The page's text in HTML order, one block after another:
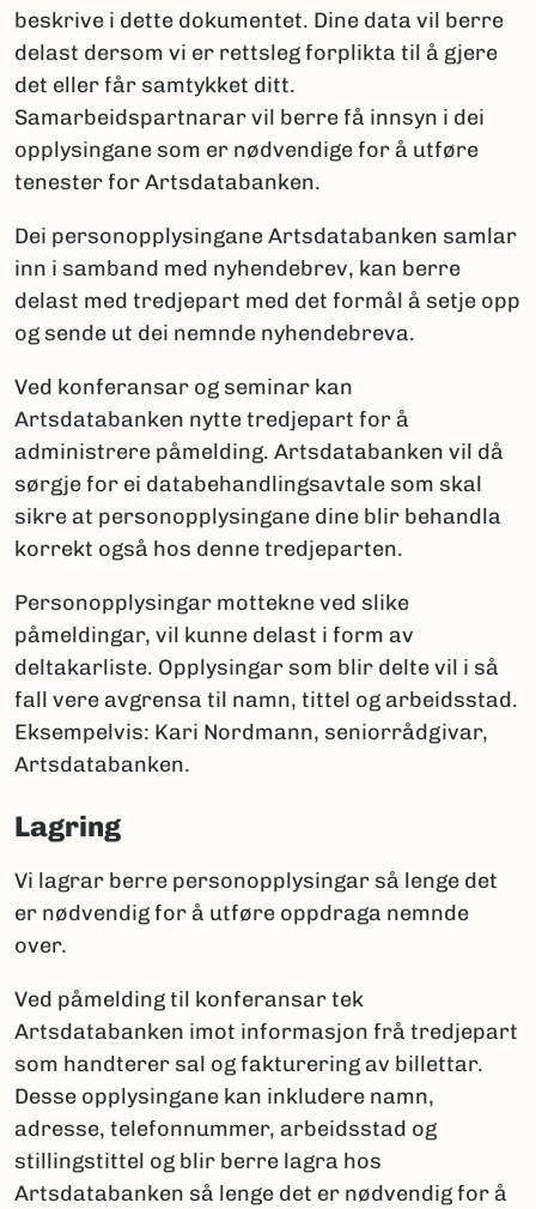
beskrive i dette dokumentet. Dine data vil berre
delast dersom vi er rettsleg forplikta til å gjere
det eller får samtykket ditt.
Samarbeidspartnarar vil berre få innsyn i dei
opplysingane som er nødvendige for å utføre
tenester for Artsdatabanken.
Dei personopplysingane Artsdatabanken samlar
inn i samband med nyhendebrev, kan berre
delast med tredjepart med det formål å setje opp
og sende ut dei nemnde nyhendebreva.
Ved konferansar og seminar kan
Artsdatabanken nytte tredjepart for å
administrere påmelding. Artsdatabanken vil då
sørgje for ei databehandlingsavtale som skal
sikre at personopplysingane dine blir behandla
korrekt også hos denne tredjeparten.
Personopplysingar mottekne ved slike
påmeldingar, vil kunne delast i form av
deltakarliste. Opplysingar som blir delte vil i så
fall vere avgrensa til namn, tittel og arbeidsstad.
Eksempelvis: Kari Nordmann, seniorrådgivar,
Artsdatabanken.
Lagring
Vi lagrar berre personopplysingar så lenge det
er nødvendig for å utføre oppdraga nemnde
over.
Ved påmelding til konferansar tek
Artsdatabanken imot informasjon frå tredjepart
som handterer sal og fakturering av billettar.
Desse opplysingane kan inkludere namn,
adresse, telefonnummer, arbeidsstad og
stillingstittel og blir berre lagra hos
Artsdatabanken så lenge det er nødvendig for å